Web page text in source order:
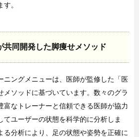
。
共同開発した脚痩せメソッド
ニングメニューは、医師が監修した「医
メソッドに基づいています。数々のグラ
富なトレーナーと信頼できる医師が協力
てユーザーの状態を科学的に分析しま
る分析により、足の状態や姿勢を正確に